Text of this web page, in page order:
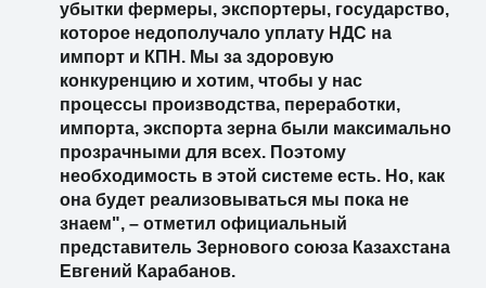
убытки фермеры, экспортеры, государство,
которое недополучало уплату НДС на
импорт и КПН. Мы за здоровую
конкуренцию и хотим, чтобы у нас
процессы производства, переработки,
импорта, экспорта зерна были максимально
прозрачными для всех. Поэтому
необходимость в этой системе есть. Но, как
она будет реализовываться мы пока не
знаем", – отметил официальный
представитель Зернового союза Казахстана
Евгений Карабанов.